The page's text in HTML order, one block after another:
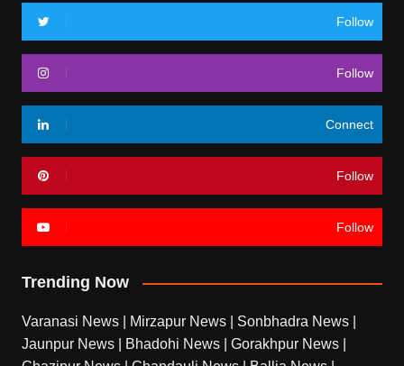
Follow
Follow
Connect
Follow
Follow
Trending Now
Varanasi News Mirzapur News Sonbhadra News
Jaunpur News
Bhadohi News Gorakhpur News